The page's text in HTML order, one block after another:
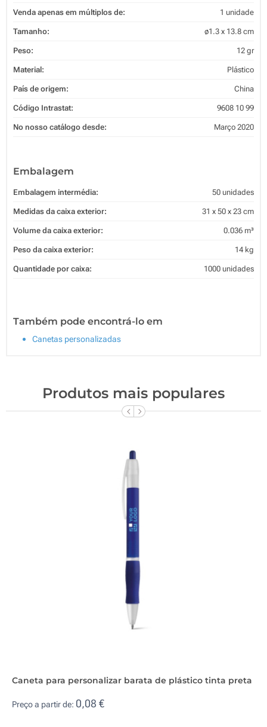
Venda apenas em múltiplos de: 1 unidade
Tamanho: ø1.3 x 13.8 cm
Peso: 12 gr
Material: Plástico
País de origem: China
Código Intrastat: 9608 10 99
No nosso catálogo desde: Março 2020
Embalagem
Embalagem intermédia: 50 unidades
Medidas da caixa exterior: 31 x 50 x 23 cm
Volume da caixa exterior: 0.036 m³
Peso da caixa exterior: 14 kg
Quantidade por caixa: 1000 unidades
Também pode encontrá-lo em
Canetas personalizadas
Produtos mais populares
Caneta para personalizar barata de plástico tinta preta
Preço a partir de: 0,08 €